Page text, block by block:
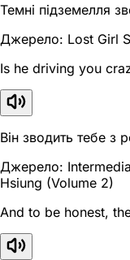
Темні підземелля
Джерело: Lost Girl
Is he driving you
Він зводить тебе з
Джерело:
Hsiung (Volume 2)
And to be honest,